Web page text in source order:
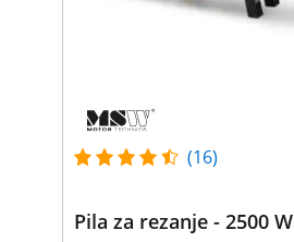
(16)
Pila za rezanje - 2500 W